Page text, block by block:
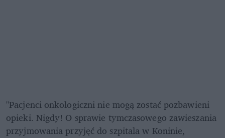
"Pacjenci onkologiczni nie mogą zostać pozbawieni
opieki. Nigdy! O sprawie tymczasowego zawieszania
przyjmowania przyjęć do szpitala w Koninie,